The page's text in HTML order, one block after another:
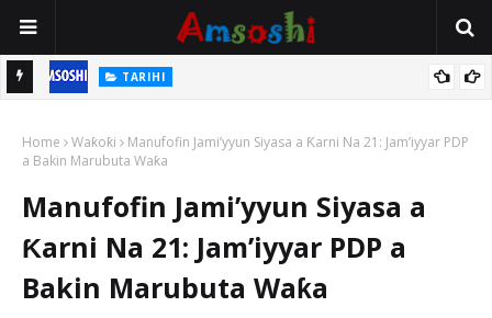
TARIHI
Mutane Ba Su Taba Ji Ba
Home Waƙoƙi
Manufofin Jami’yyun Siyasa a Ƙarni Na 21: Jam’iyyar PDP
a Bakin Marubuta Waƙa
Manufofin Jami’yyun Siyasa a
Ƙarni Na 21: Jam’iyyar PDP a
Bakin Marubuta Waƙa